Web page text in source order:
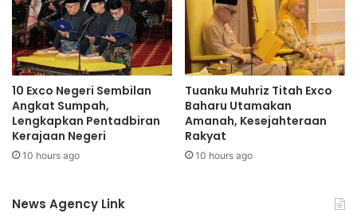
l
a
T
a
m
p
a
r
P
i
a
k
a
n
d
i
a
t
a
s
i
g
10 Exco Negeri Sembilan
Angkat Sumpah,
Lengkapkan Pentadbiran
Kerajaan Negeri
10 hours ago
Tuanku Muhriz Titah Exco
Baharu Utamakan
Amanah, Kesejahteraan
Rakyat
10 hours ago
News Agency Link